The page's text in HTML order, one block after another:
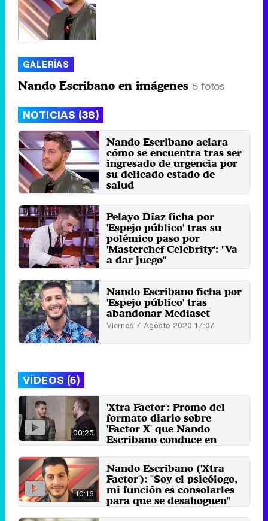
GALERÍAS
Nando Escribano en imágenes 5 fotos
NOTICIAS (38)
Nando Escribano aclara
cómo se encuentra tras ser
ingresado de urgencia por
su delicado estado de
salud
Martes 30 Diciembre 2025 14:33
(hace 1 minuto)
Pelayo Díaz ficha por
'Espejo público' tras su
polémico paso por
'Masterchef Celebrity': "Va
a dar juego"
Sábado 19 Octubre 2024 10:52
Nando Escribano ficha por
'Espejo público' tras
abandonar Mediaset
Viernes 7 Agosto 2020 17:07
VÍDEOS (5)
00:25
'Xtra Factor': Promo del
formato diario sobre
'Factor X' que Nando
Escribano conduce en
16 de abril 2018
10:16
Nando Escribano ('Xtra
Factor'): "Soy el psicólogo,
mi función es consolarles
para que se desahoguen"